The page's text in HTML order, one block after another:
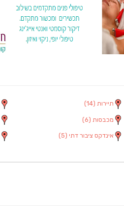
תיירות (14)
מכבסות (6)
אינדקס ציבור דתי (5)